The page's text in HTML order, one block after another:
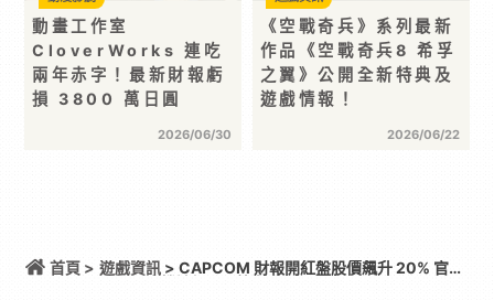
動畫工作室
CloverWorks 連吃
兩年赤字！最新財報虧
損 3800 萬日圓
2026/06/30
《空戰奇兵》系列最新
作品《空戰奇兵8 希孚
之翼》公開全新特典及
遊戲情報！
2026/06/22
首頁 > 遊戲資訊> CAPCOM 財報開紅盤股價飆升 20% 官方